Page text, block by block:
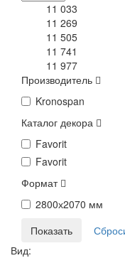
11 033
11 269
11 505
11 741
11 977
Производитель
Kronospan
Каталог декора
Favorit
Favorit
Формат
2800х2070 мм
Вид: